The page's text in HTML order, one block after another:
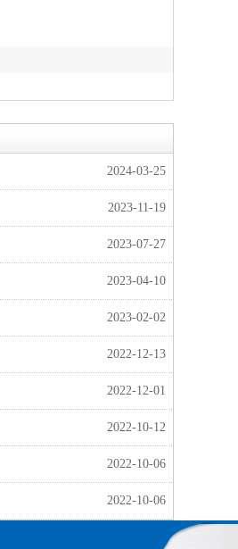
2024-03-25
2023-11-19
2023-07-27
2023-04-10
2023-02-02
2022-12-13
2022-12-01
2022-10-12
2022-10-06
2022-10-06